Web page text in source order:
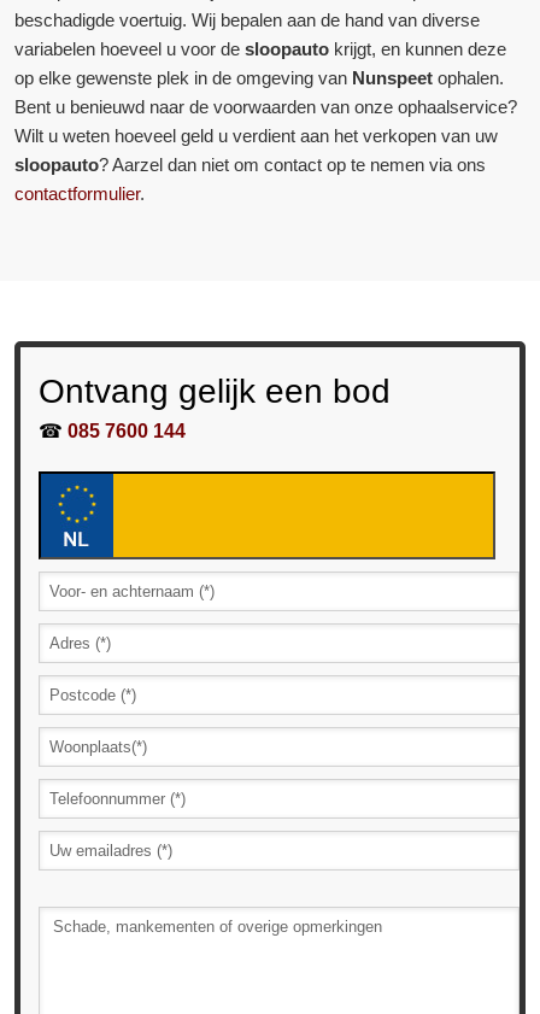
beschadigde voertuig. Wij bepalen aan de hand van diverse
variabelen hoeveel u voor de sloopauto krijgt, en kunnen deze
op elke gewenste plek in de omgeving van Nunspeet ophalen.
Bent u benieuwd naar de voorwaarden van onze ophaalservice?
Wilt u weten hoeveel geld u verdient aan het verkopen van uw
sloopauto? Aarzel dan niet om contact op te nemen via ons
contactformulier.
Ontvang gelijk een bod
☎ 085 7600 144